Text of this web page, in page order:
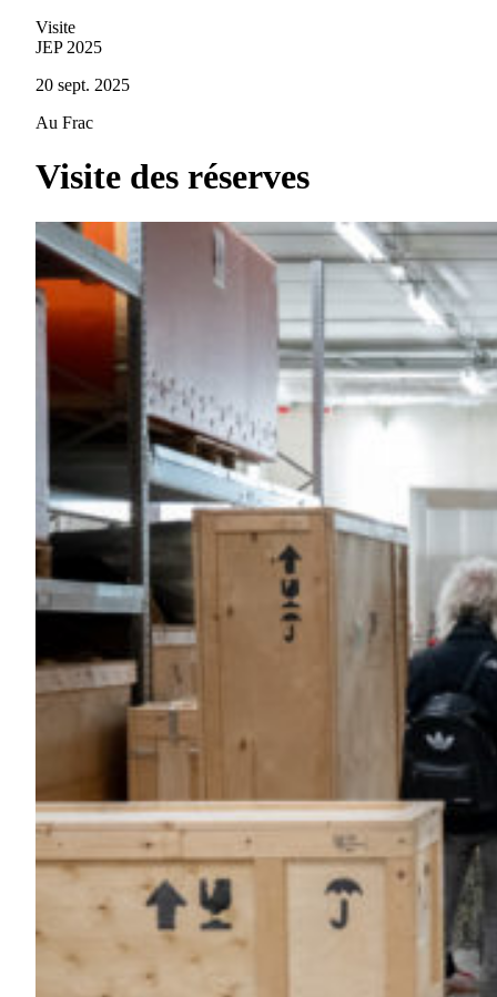
Visite
JEP 2025
20 sept. 2025
Au Frac
Visite des réserves